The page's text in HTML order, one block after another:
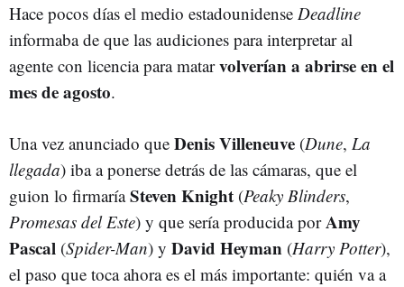
Hace pocos días el medio estadounidense Deadline
informaba de que las audiciones para interpretar al
agente con licencia para matarvolverían a abrirse en el
mes de agosto.
Una vez anunciado que Denis Villeneuve (Dune, La
llegada) iba a ponerse detrás de las cámaras, que el
guion lo firmaríaSteven Knight (Peaky Blinders,
Promesas del Este) y que sería producida porAmy
Pascal (Spider-Man) y David Heyman (Harry Potter),
el paso que toca ahora es el más importante: quién va a